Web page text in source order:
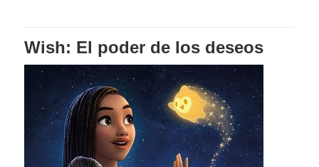
Wish: El poder de los deseos